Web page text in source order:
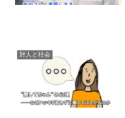
対人と社会